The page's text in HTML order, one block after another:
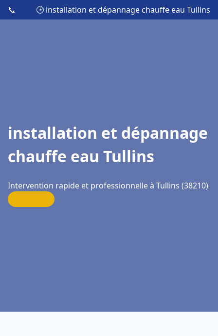
📞 🕒 installation et dépannage chauffe eau Tullins
installation et dépannage
chauffe eau Tullins
Intervention rapide et professionnelle à Tullins (38210)